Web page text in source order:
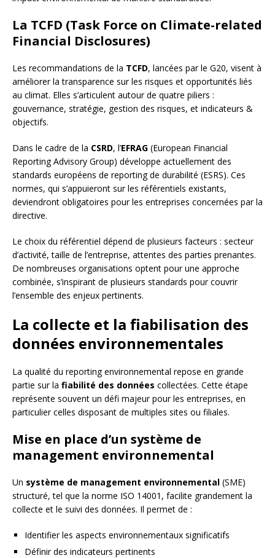
La TCFD (Task Force on Climate-related
Financial Disclosures)
Les recommandations de la TCFD, lancées par le G20, visent à
améliorer la transparence sur les risques et opportunités liés
au climat. Elles s’articulent autour de quatre piliers :
gouvernance, stratégie, gestion des risques, et indicateurs &
objectifs.
Dans le cadre de la CSRD, l’EFRAG (European Financial
Reporting Advisory Group) développe actuellement des
standards européens de reporting de durabilité (ESRS). Ces
normes, qui s’appuieront sur les référentiels existants,
deviendront obligatoires pour les entreprises concernées par la
directive.
Le choix du référentiel dépend de plusieurs facteurs : secteur
d’activité, taille de l’entreprise, attentes des parties prenantes.
De nombreuses organisations optent pour une approche
combinée, s’inspirant de plusieurs standards pour couvrir
l’ensemble des enjeux pertinents.
La collecte et la fiabilisation des
données environnementales
La qualité du reporting environnemental repose en grande
partie sur la fiabilité des données collectées. Cette étape
représente souvent un défi majeur pour les entreprises, en
particulier celles disposant de multiples sites ou filiales.
Mise en place d’un système de
management environnemental
Un système de management environnemental (SME)
structuré, tel que la norme ISO 14001, facilite grandement la
collecte et le suivi des données. Il permet de :
Identifier les aspects environnementaux significatifs
Définir des indicateurs pertinents